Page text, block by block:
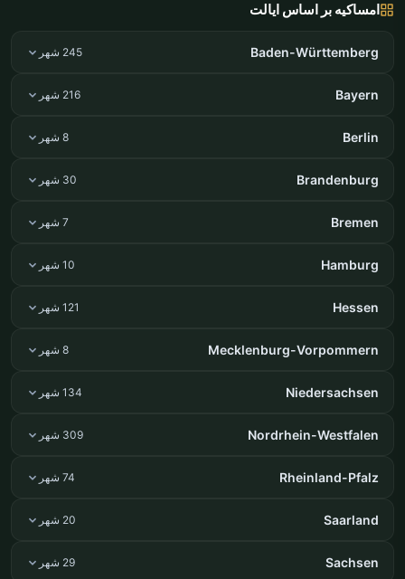
امساکیه بر اساس ایالت
Baden-Württemberg 245 شهر
Bayern 216 شهر
Berlin 8 شهر
Brandenburg 30 شهر
Bremen 7 شهر
Hamburg 10 شهر
Hessen 121 شهر
Mecklenburg-Vorpommern 8 شهر
Niedersachsen 134 شهر
Nordrhein-Westfalen 309 شهر
Rheinland-Pfalz 74 شهر
Saarland 20 شهر
Sachsen 29 شهر